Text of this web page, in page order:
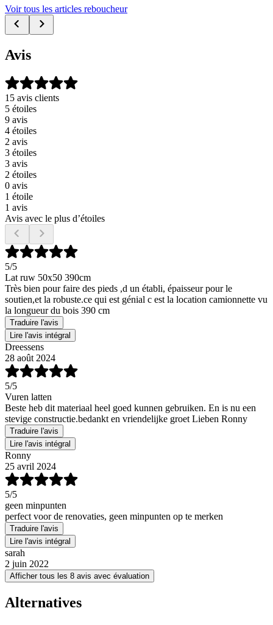
Voir tous les articles reboucheur
Avis
15 avis clients
5 étoiles
9 avis
4 étoiles
2 avis
3 étoiles
3 avis
2 étoiles
0 avis
1 étoile
1 avis
Avis avec le plus d’étoiles
5/5
Lat ruw 50x50 390cm
Très bien pour faire des pieds ,d un établi, épaisseur pour le
soutien,et la robuste.ce qui est génial c est la location camionnette vu
la longueur du bois 390 cm
Traduire l'avis
Lire l'avis intégral
Dreessens
28 août 2024
5/5
Vuren latten
Beste heb dit materiaal heel goed kunnen gebruiken. En is nu een
stevige constructie.bedankt en vriendelijke groet Lieben Ronny
Traduire l'avis
Lire l'avis intégral
Ronny
25 avril 2024
5/5
geen minpunten
perfect voor de renovaties, geen minpunten op te merken
Traduire l'avis
Lire l'avis intégral
sarah
2 juin 2022
Afficher tous les 8 avis avec évaluation
Alternatives